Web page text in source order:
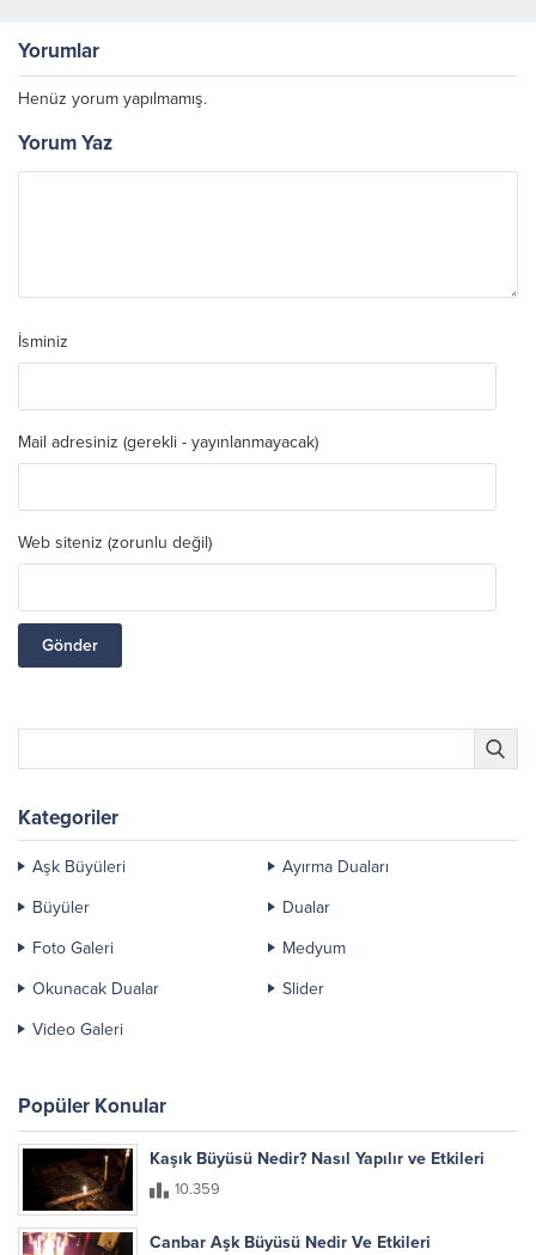
Yorumlar
Henüz yorum yapılmamış.
Yorum Yaz
İsminiz
Mail adresiniz (gerekli - yayınlanmayacak)
Web siteniz (zorunlu değil)
Kategoriler
Aşk Büyüleri
Ayırma Duaları
Büyüler
Dualar
Foto Galeri
Medyum
Okunacak Dualar
Slider
Video Galeri
Popüler Konular
Kaşık Büyüsü Nedir? Nasıl Yapılır ve Etkileri
10.359
Canbar Aşk Büyüsü Nedir Ve Etkileri